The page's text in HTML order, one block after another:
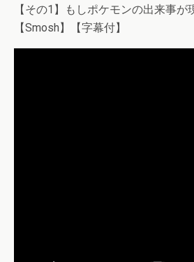
【その1】もしポケモンの出来事が
【Smosh】【字幕付】